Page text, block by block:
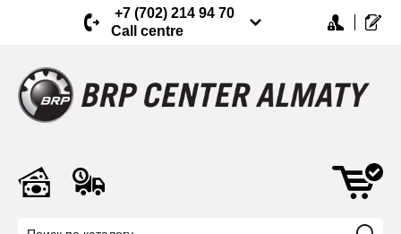
+7 (702) 214 94 70
Call centre